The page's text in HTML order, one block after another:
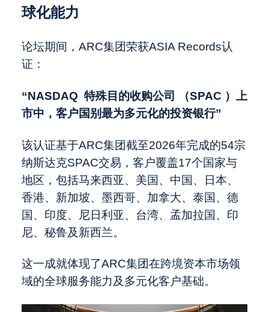
球化能力
论坛期间，ARC集团荣获ASIA Records认
证：
“NASDAQ 特殊目的收购公司 （SPAC ）上
市中，客户国别最为多元化的投资银行”
该认证基于ARC集团截至2026年完成的54宗
纳斯达克SPAC交易，客户覆盖17个国家与
地区，包括马来西亚、美国、中国、日本、
香港、新加坡、墨西哥、加拿大、泰国、德
国、印度、尼日利亚、台湾、孟加拉国、印
尼、秘鲁及新西兰。
这一成就体现了ARC集团在跨境资本市场领
域的全球服务能力及多元化客户基础。